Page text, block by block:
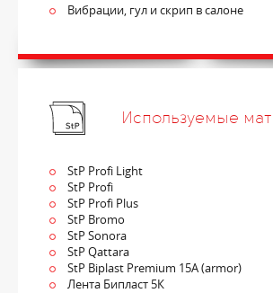
Вибрации, гул и скрип в салоне
Используемые
StP Profi Light
StP Profi
StP Profi Plus
StP Bromo
StP Sonora
StP Qattara
StP Biplast Premium 15A (armor)
Лента Бипласт 5К